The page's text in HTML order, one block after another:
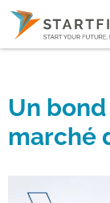
Un
marché